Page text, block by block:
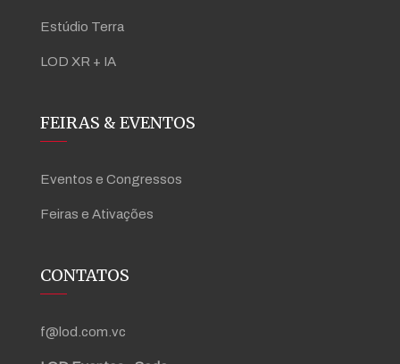
Estúdio Terra
LOD XR + IA
FEIRAS & EVENTOS
Eventos e Congressos
Feiras e Ativações
CONTATOS
f@lod.com.vc